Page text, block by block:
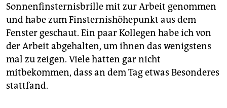
Sonnenfinsternisbrille mit zur Arbeit genommen
und habe zum Finsternishöhepunkt aus dem
Fenster geschaut. Ein paar Kollegen habe ich von
der Arbeit abgehalten, um ihnen das wenigstens
mal zu zeigen. Viele hatten gar nicht
mitbekommen, dass an dem Tag etwas Besonderes
stattfand.